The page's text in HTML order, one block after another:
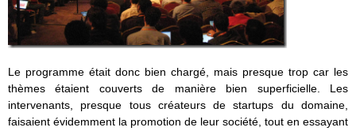
Le programme était donc bien chargé, mais presque trop car les
thèmes étaient couverts de manière bien superficielle. Les
intervenants, presque tous créateurs de startups du domaine,
faisaient évidemment la promotion de leur société, tout en essayant